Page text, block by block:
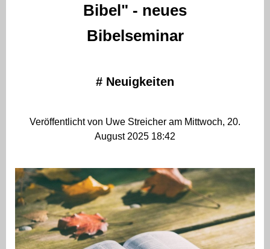
Bibel" - neues
Bibelseminar
# Neuigkeiten
Veröffentlicht von Uwe Streicher am Mittwoch, 20.
August 2025 18:42